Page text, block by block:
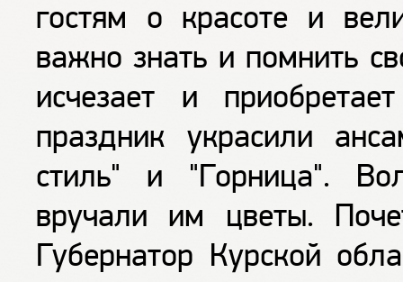
гостям о красоте и
важно знать и помнить
исчезает и
праздник украсили
стиль" и "Горница".
вручали им цветы.
Губернатор Курской